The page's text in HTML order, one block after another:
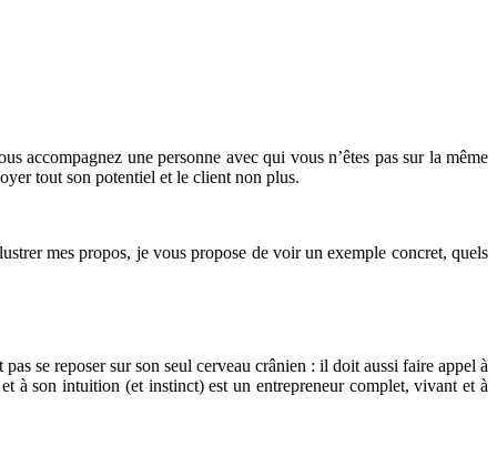
accompagnez une personne avec qui vous n’êtes pas sur la même
tout son potentiel et le client non plus.
mes propos, je vous propose de voir un exemple concret, quels
se reposer sur son seul cerveau crânien : il doit aussi faire appel à
à son intuition (et instinct) est un entrepreneur complet, vivant et à